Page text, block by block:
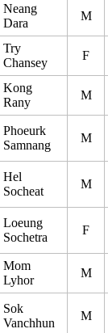
Neang
Dara
M
Try
Chansey
F
Kong
Rany
M
Phoeurk
Samnang
M
Hel
Socheat
M
Loeung
Sochetra
F
Mom
Lyhor
M
Sok
Vanchhun
M